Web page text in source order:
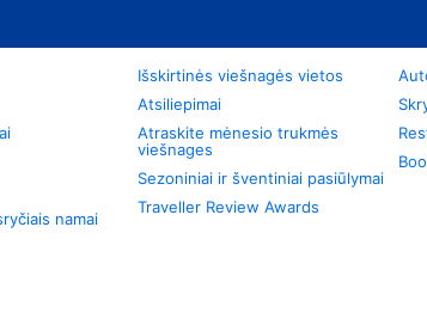
namai
Išskirtinės viešnagės vietos
Atsiliepimai
Atraskite mėnesio trukmės
viešnages
Sezoniniai ir šventiniai pasiūlymai
Traveller Review Awards